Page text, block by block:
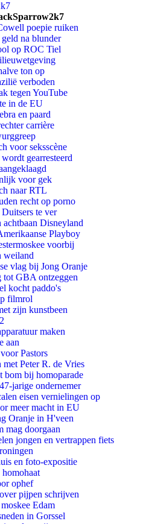
poepie ruiken
na blunder
op ROC Tiel
ton op
verboden
tegen YouTube
in de EU
en paard
carrière
voor seksscène
gearresteerd
voor gek
naar RTL
recht op porno
te ver
Disneyland
Playboy
voorbij
weiland
vlag bij Jong Oranje
GBA ontzeggen
kocht paddo's
filmrol
zijn kunstbeen
maken
aan
Pastors
Peter R. de Vries
bom bij homoparade
jarige ondernemer
eisen vernielingen op
meer macht in EU
Oranje in H'veen
mag doorgaan
jongen en vertrappen fiets
en foto-expositie
homohaat
ophef
pijpen schrijven
Edam
in Gorssel